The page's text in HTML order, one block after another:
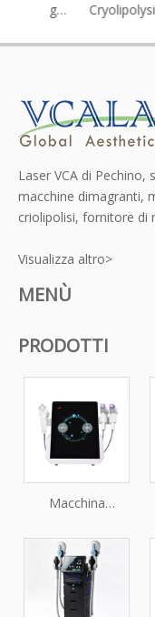
Laser VCA di
macchine dimagranti,
criolipolisi, fornitore di
Visualizza altro>
MENÙ
PRODOTTI
Macchina
microaghi RF
frazionata Ice
Vmax per il
rafforzamento e il